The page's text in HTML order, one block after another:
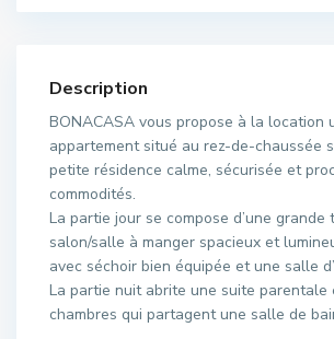
Description
BONACASA vous propose à la location
appartement situé au rez-de-chaussée
petite résidence calme, sécurisée et
commodités.
La partie jour se compose d’une grande
salon/salle à manger spacieux et
avec séchoir bien équipée et une salle
La partie nuit abrite une suite parentale
chambres qui partagent une salle de